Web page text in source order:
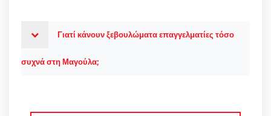
Γιατί κάνουν ξεβουλώματα επαγγελματίες τόσο
συχνά στη Μαγούλα;